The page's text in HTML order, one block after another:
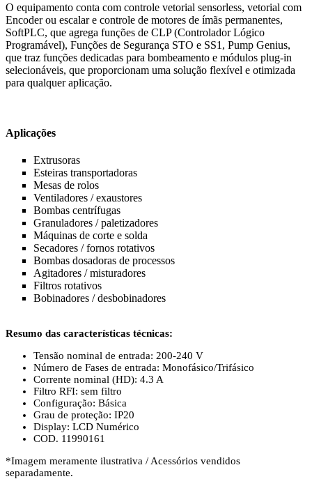
O equipamento conta com controle vetorial sensorless, vetorial com
Encoder ou escalar e controle de motores de ímãs permanentes,
SoftPLC, que agrega funções de CLP (Controlador Lógico
Programável), Funções de Segurança STO e SS1, Pump Genius,
que traz funções dedicadas para bombeamento e módulos plug-in
selecionáveis, que proporcionam uma solução flexível e otimizada
para qualquer aplicação.
Aplicações
Extrusoras
Esteiras transportadoras
Mesas de rolos
Ventiladores / exaustores
Bombas centrífugas
Granuladores / paletizadores
Máquinas de corte e solda
Secadores / fornos rotativos
Bombas dosadoras de processos
Agitadores / misturadores
Filtros rotativos
Bobinadores / desbobinadores
Resumo das características técnicas:
Tensão nominal de entrada: 200-240 V
Número de Fases de entrada: Monofásico/Trifásico
Corrente nominal (HD): 4.3 A
Filtro RFI: sem filtro
Configuração: Básica
Grau de proteção: IP20
Display: LCD Numérico
COD. 11990161
*Imagem meramente ilustrativa / Acessórios vendidos
separadamente.